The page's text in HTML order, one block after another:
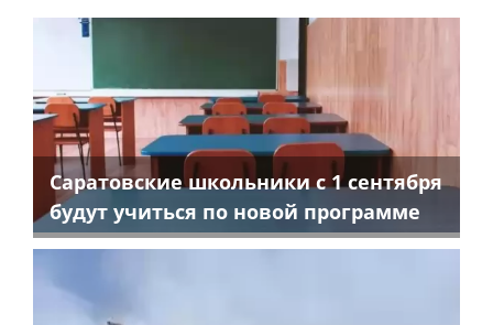
Саратовские школьники с 1 сентября
будут учиться по новой программе